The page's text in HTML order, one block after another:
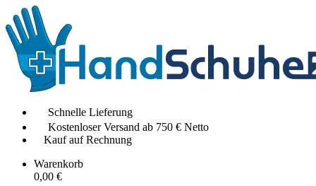
Schnelle Lieferung
Kostenloser Versand ab 750 € Netto
Kauf auf Rechnung
Warenkorb
0,00 €